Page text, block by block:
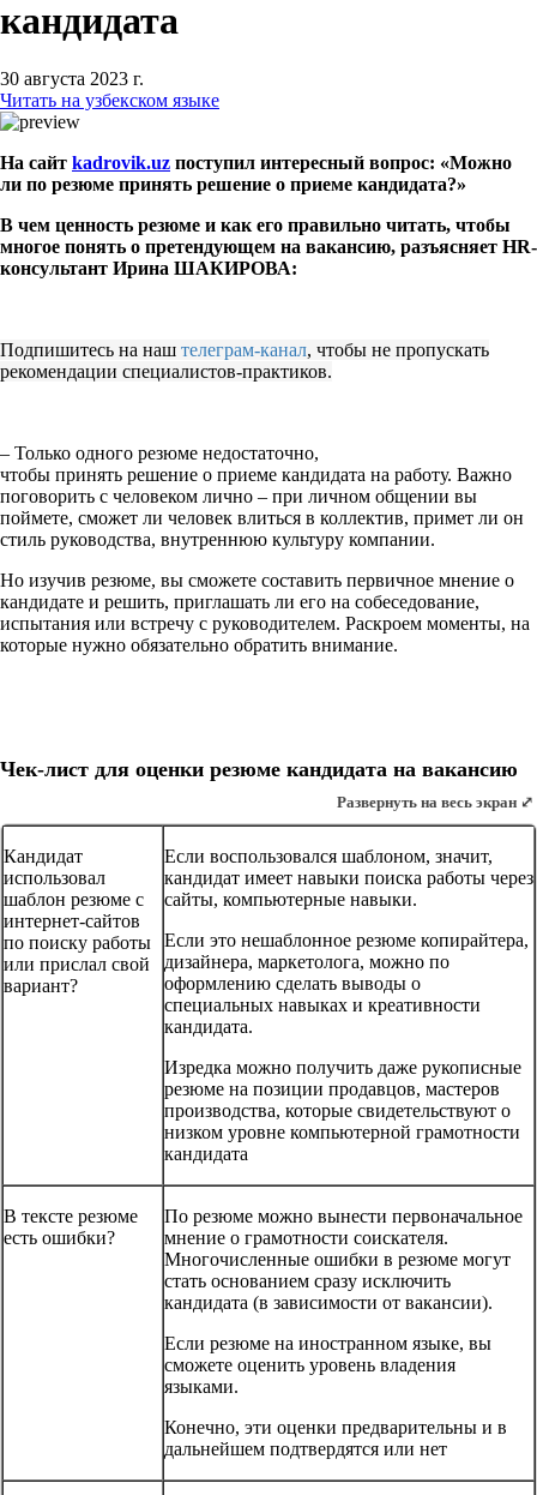
кандидата
30 августа 2023 г.
Читать на узбекском языке
На сайт kadrovik.uz поступил интересный вопрос: «Можно
ли по резюме принять решение о приеме кандидата?»
В чем ценность резюме и как его правильно читать, чтобы
многое понять о претендующем на вакансию, разъясняет HR-
консультант Ирина ШАКИРОВА:
Подпишитесь на наш телеграм-канал, чтобы не пропускать
рекомендации специалистов-практиков.
– Только одного резюме недостаточно,
чтобы принять решение о приеме кандидата на работу. Важно
поговорить с человеком лично – при личном общении вы
поймете, сможет ли человек влиться в коллектив, примет ли он
стиль руководства, внутреннюю культуру компании.
Но изучив резюме, вы сможете составить первичное мнение о
кандидате и решить, приглашать ли его на собеседование,
испытания или встречу с руководителем. Раскроем моменты, на
которые нужно обязательно обратить внимание.
Чек-лист для оценки резюме кандидата на вакансию
Кандидат
использовал
шаблон резюме с
интернет-сайтов
по поиску работы
или прислал свой
вариант?
Если воспользовался шаблоном, значит,
кандидат имеет навыки поиска работы через
сайты, компьютерные навыки.
Если это нешаблонное резюме копирайтера,
дизайнера, маркетолога, можно по
оформлению сделать выводы о
специальных навыках и креативности
кандидата.
Изредка можно получить даже рукописные
резюме на позиции продавцов, мастеров
производства, которые свидетельствуют о
низком уровне компьютерной грамотности
кандидата
В тексте резюме
есть ошибки?
По резюме можно вынести первоначальное
мнение о грамотности соискателя.
Многочисленные ошибки в резюме могут
стать основанием сразу исключить
кандидата (в зависимости от вакансии).
Если резюме на иностранном языке, вы
сможете оценить уровень владения
языками.
Конечно, эти оценки предварительны и в
дальнейшем подтвердятся или нет
Развернуть на весь экран ⤢